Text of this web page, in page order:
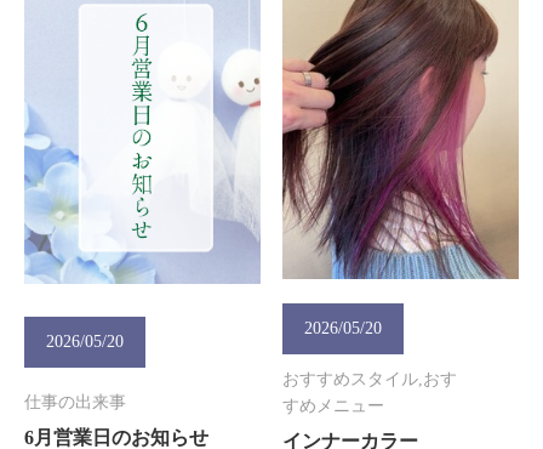
2026/05/20
仕事の出来事
6月営業日のお知らせ
2026/05/20
おすすめスタイル,おす
すめメニュー
インナーカラー